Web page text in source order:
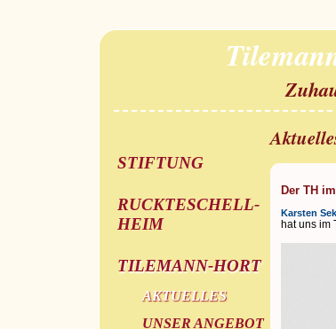
STIFTUNG
RUCKTESCHELL-
HEIM
TILEMANN-HORT
AKTUELLES
UNSER ANGEBOT
Der TH
Karsten
hat uns im